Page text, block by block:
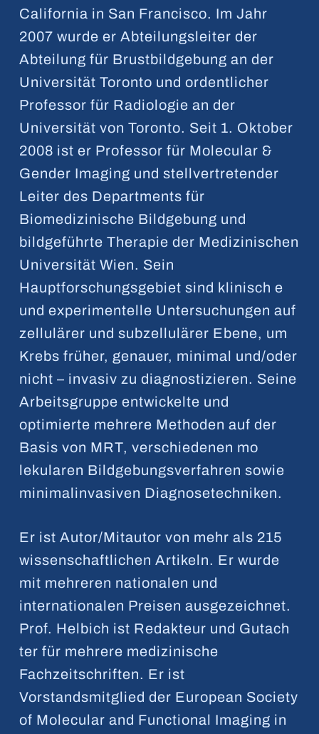
California in San Francisco. Im Jahr
2007 wurde er Abteilungsleiter der
Abteilung für Brustbildgebung an der
Universität Toronto und ordentlicher
Professor für Radiologie an der
Universität von Toronto. Seit 1. Oktober
2008 ist er Professor für Molecular &
Gender Imaging und stellvertretender
Leiter des Departments für
Biomedizinische Bildgebung und
bildgeführte Therapie der Medizinischen
Universität Wien. Sein
Hauptforschungsgebiet sind klinisch e
und experimentelle Untersuchungen auf
zellulärer und subzellulärer Ebene, um
Krebs früher, genauer, minimal und/oder
nicht – invasiv zu diagnostizieren. Seine
Arbeitsgruppe entwickelte und
optimierte mehrere Methoden auf der
Basis von MRT, verschiedenen mo
lekularen Bildgebungsverfahren sowie
minimalinvasiven Diagnosetechniken.
Er ist Autor/Mitautor von mehr als 215
wissenschaftlichen Artikeln. Er wurde
mit mehreren nationalen und
internationalen Preisen ausgezeichnet.
Prof. Helbich ist Redakteur und Gutach
ter für mehrere medizinische
Fachzeitschriften. Er ist
Vorstandsmitglied der European Society
of Molecular and Functional Imaging in